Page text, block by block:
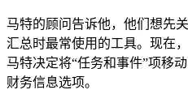
马特的顾问告诉他，他们想先
汇总时最常使用的工具。现在
马特决定将“任务和事件”项移
财务信息选项。